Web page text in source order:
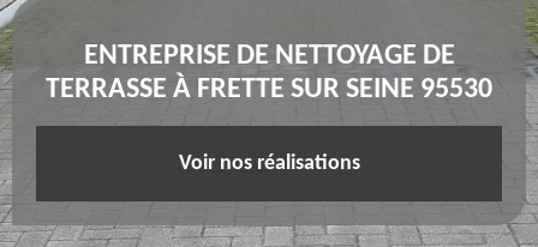
ENTREPRISE DE NETTOYAGE DE
TERRASSE À FRETTE SUR SEINE 95530
Voir nos réalisations